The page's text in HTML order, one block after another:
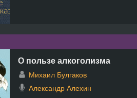
О пользе алкоголизма
Михаил Булгаков
Александр Алехин